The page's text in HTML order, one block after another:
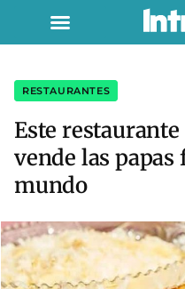
RESTAURANTES
Este
vende las
mundo